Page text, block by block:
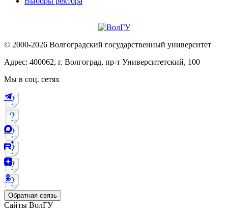
© 2000-2026 Волгоградский государственный университет
Адрес: 400062, г. Волгоград, пр-т Университетский, 100
Мы в соц. сетях
Обратная связь
Сайты ВолГУ